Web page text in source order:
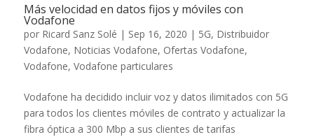
Más velocidad en datos fijos y móviles con
Vodafone
por Ricard Sanz Solé | Sep 16, 2020 | 5G, Distribuidor
Vodafone, Noticias Vodafone, Ofertas Vodafone,
Vodafone, Vodafone particulares
Vodafone ha decidido incluir voz y datos ilimitados con 5G
para todos los clientes móviles de contrato y actualizar la
fibra óptica a 300 Mbp a sus clientes de tarifas